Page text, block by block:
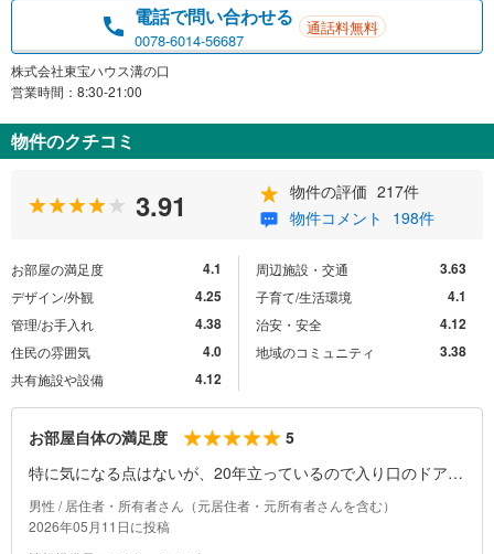
電話で問い合わせる
0078-6014-56687
通話料無料
株式会社東宝ハウス溝の口
営業時間：8:30-21:00
物件のクチコミ
3.91 物件の評価 217件
物件コメント
198件
お部屋の満足度 4.1
デザイン/外観 4.25
管理/お手入れ 4.38
住民の雰囲気 4.0
共有施設や設備 4.12
周辺施設・交通 3.63
子育て/生活環境 4.1
治安・安全 4.12
地域のコミュニティ 3.38
お部屋自体の満足度
5
特に気になる点はないが、20年立っているので入り口のドアは
取り替えてもいいかもしれない。(支障は全くないが、外廊下
ということもあり風の音が少々聞こえる時もあるか)、程度
男性 / 居住者・所有者さん（元居住者・元所有者さんを含む）
2026年05月11日に投稿